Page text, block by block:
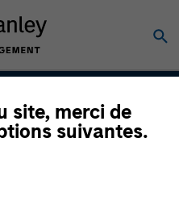
site, merci de
suivantes.
Bond